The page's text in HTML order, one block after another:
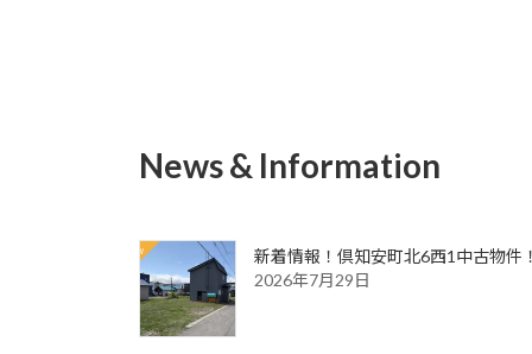
News & Information
新着情報！倶知安町北6西1中古物件！
2026年7月29日